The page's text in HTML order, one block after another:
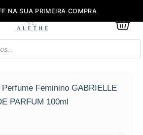
Perfume Feminino GABRIELLE
PARFUM 100ml